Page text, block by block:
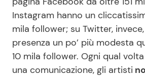
Instagram hanno un
mila follower; su Twitter,
presenza un po’ più modesta
10 mila follower. Ogni qual
una comunicazione, gli artisti